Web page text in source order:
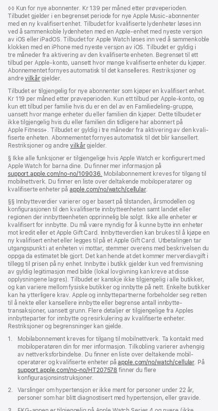
Fotnote
◊◊ Kun for nye abonnenter. Kr 139 per måned etter prøveperioden.
Tilbudet gjelder i en begrenset periode for nye Apple Music-abonnenter
med en ny kvalifisert enhet. Tilbudet for kvalifiserte lydenheter løses inn
ved å sammenkoble lydenheten med en Apple-enhet med nyeste versjon
av iOS eller iPadOS. Tilbudet for Apple Watch løses inn ved å sammenkoble
klokken med en iPhone med nyeste versjon av iOS. Tilbudet er gyldig i
tre måneder fra aktivering av den kvali­fiserte enheten. Begrenset til ett
tilbud per Apple‑konto, uansett hvor mange kvalifiserte enheter du kjøper.
Abonnementet fornyes automatisk til det kanselleres. Restriksjoner og
andrevilkårgjelder.
Tilbudet er tilgjengelig for nye abonnenter som kjøper en kvalifisert enhet.
Kr 119 per måned etter prøveperioden. Kun ett tilbud per Apple-konto, og
kun ett tilbud per familie hvis du er en del av en Familiedeling-gruppe,
uansett hvor mange enheter du eller familien din kjøper. Dette tilbudet er
ikke tilgjengelig hvis du eller familien din tidligere har abonnert på
Apple Fitness+. Tilbudet er gyldig i tre måneder fra aktivering av den kvali­
fiserte enheten. Abonnementet fornyes automatisk til det blir kansellert.
Restriksjoner og andrevilkårgjelder.
Fotnote
§ Ikke alle funksjoner er tilgjengelige hvis Apple Watch er konfigurert med
Apple Watch for barna dine. Du finner mer informasjon på
support.apple.com/no-no/109036. (Åpnes
i
nytt
Mobilabonnement kreves for tilgang til
mobil­­nettverk. Du finner en liste over deltakende mobiloperatører og
kvalifiserte enheter påapple.com/no/watch/cellular.
Fotnote
§§ Innbytteverdier varierer og er basert på tilstanden, årsmodellen og
konfigurasjonen til den kvalifiserte innbytteenheten samt landet eller
regionen der innbytteenheten opprinnelig ble solgt. Ikke alle enheter er
kvalifisert for innbytte. Du må være myndig for å kunne bytte inn enheter
mot kredit eller et Apple Gift Card. Innbytteverdien kan brukes til å kjøpe en
ny kvalifisert enhet eller legges til på et Apple Gift Card. Utbetalingen tar
utgangspunkt i at enheten vi mottar, stemmer over­ens med beskrivelsen du
oppga da estimatet ble gjort. Det kan hende at det kommer merverdiavgift i
tillegg til prisen på ny enhet. Innbytte i butikk gjelder kun ved fremvisning
av gyldig legitimasjon med bilde (lokal lovgivning kan kreve at disse
opplysningene lagres). Tilbudet er kanskje ikke tilgjengelig i alle butikker,
og kan variere mellom fysiske butikker og innbytte på nett. Enkelte butikker
kan ha ytterligere krav. Apple og innbytte­­partnerne forbeholder seg retten
til å nekte eller kansellere innbytte eller begrense antall innbytte­­­­­
transaksjoner, uansett grunn. Flere detaljer er tilgjengelige fra Apples
innbytte­­parter for innbytte og resirk­ulering av kvalifiserte enheter.
Restriksjoner og begrensninger kan gjelde.
Fotnote
1.
Mobilabonnement kreves for tilgang til mobil­­nettverk. Ta kontakt med
mobil­operatøren din for mer informasjon. Tilkobling varierer avhengig
av nettverks­­forbindelse. Du finner en liste over deltakende mobil­
operatører og kvalifiserte enheter påapple.com/no/watch/cellular. På
support.apple.com/no-no/HT207578 (Åpnes
vindu)
finner du flere
konfigurasjonsinstruksjoner.
Fotnote
2.
Varslinger om hypertensjon er ikke ment for personer under 22 år,
personer som har blitt diagnostisert med hypertensjon, eller gravide.